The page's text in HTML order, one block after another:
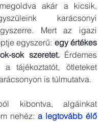
akár a kicsik,
karácsonyi
Mert az igazi
egyszerű: egy értékes
sok szeretet. Érdemes
a tájékoztatót, ötleteket
is túlmutatva.
kibontva, algáinkat
nehéz: a legtovább élő